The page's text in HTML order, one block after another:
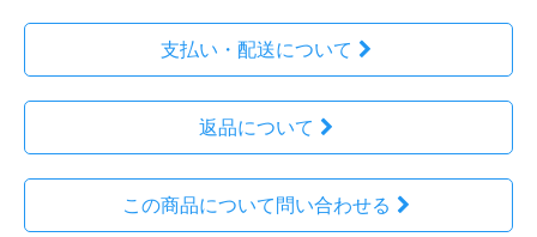
支払い・配送について
返品について
この商品について問い合わせる